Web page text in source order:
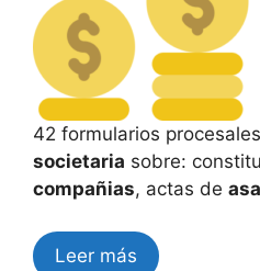
42 formularios
societaria sobre:
compañias, actas de
Leer más